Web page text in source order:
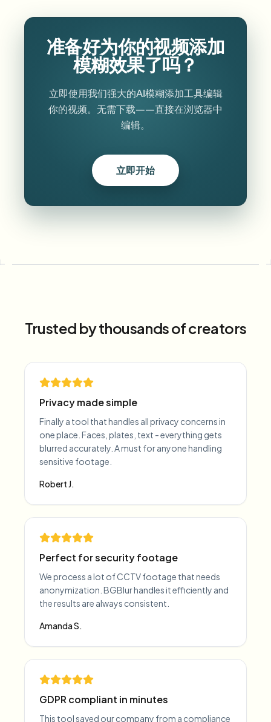
准备好为你的视频添加
模糊效果了吗？
立即使用我们强大的AI模糊添加工具编辑
你的视频。无需下载——直接在浏览器中
编辑。
立即开始
Trusted by thousands of creators
Privacy made simple
Finally a tool that handles all privacy concerns in
one place. Faces, plates, text - everything gets
blurred accurately. A must for anyone handling
sensitive footage.
Robert J.
Perfect for security footage
We process a lot of CCTV footage that needs
anonymization. BGBlur handles it efficiently and
the results are always consistent.
Amanda S.
GDPR compliant in minutes
This tool saved our company from a compliance